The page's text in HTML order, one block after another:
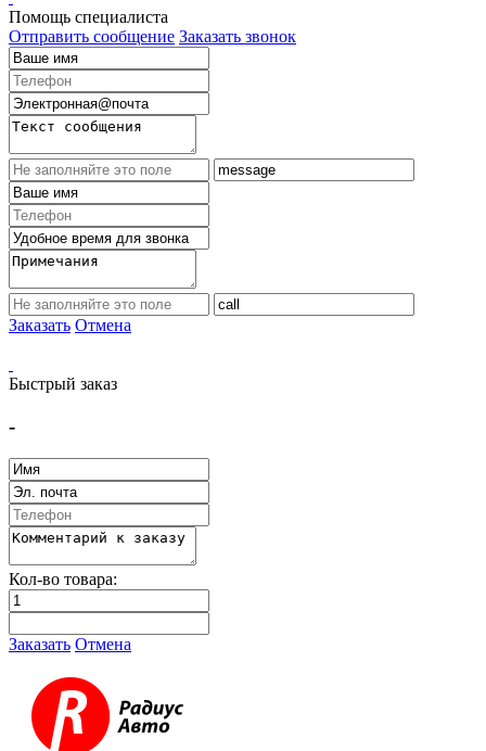
Помощь специалиста
Отправить сообщение Заказать звонок
Заказать Отмена
Быстрый заказ
-
Кол-во товара:
Заказать Отмена